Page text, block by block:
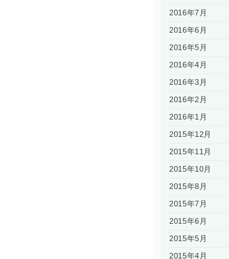
2016年7月
2016年6月
2016年5月
2016年4月
2016年3月
2016年2月
2016年1月
2015年12月
2015年11月
2015年10月
2015年8月
2015年7月
2015年6月
2015年5月
2015年4月